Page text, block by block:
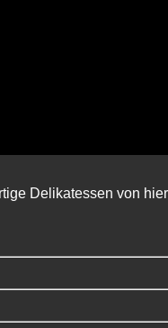
Delikatessen von